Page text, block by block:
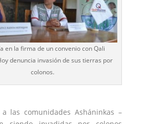
en la firma de un convenio con Qali
denuncia invasión de sus tierras por
colonos.
las comunidades Asháninkas –